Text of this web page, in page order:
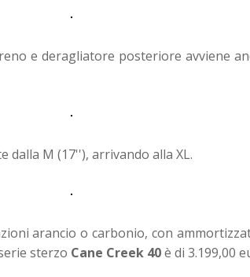
e deragliatore posteriore avviene
dalla M (17''), arrivando alla XL.
arancio o carbonio, con
sterzo Cane Creek 40è di 3.199,00